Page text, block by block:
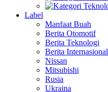
Label
Manfaat Buah
Berita Otomotif
Berita Teknologi
Berita Internasional
Nissan
Mitsubishi
Rusia
Ukraina